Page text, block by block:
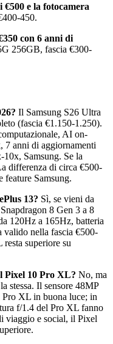
e la fotocamera
450.
con 6 anni di
256GB, fascia €300-
Il Samsung S26 Ultra
(fascia €1.150-1.250).
AI on-
7 anni di aggiornamenti
Samsung. Se la
differenza di circa €500-
feature Samsung.
13? Sì, se vieni da
8 Gen 3 a 8
120Hz a 165Hz, batteria
valido nella fascia €500-
superiore su
Pixel 10 Pro XL? No, ma
stessa. Il sensore 48MP
Pro XL in buona luce; in
f/1.4 del Pro XL fanno
viaggio e social, il Pixel